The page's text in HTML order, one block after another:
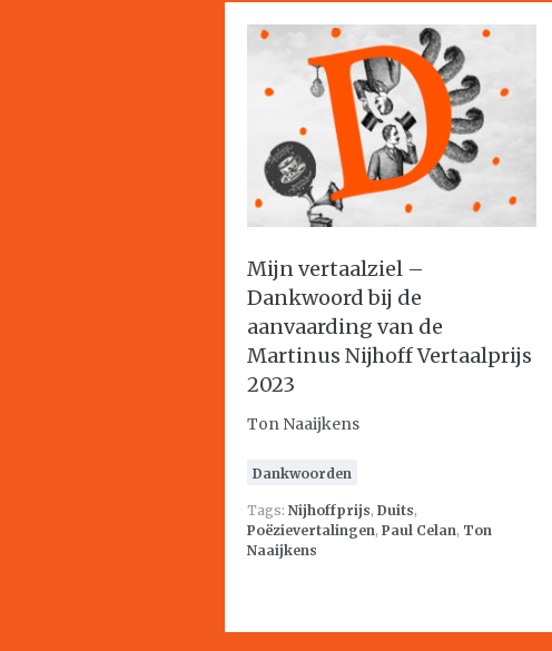
Mijn vertaalziel –
Dankwoord bij de
aanvaarding van de
Martinus Nijhoff Vertaalprijs
2023
Ton Naaijkens
Dankwoorden
Tags: Nijhoffprijs, Duits,
Poëzievertalingen, Paul Celan, Ton
Naaijkens